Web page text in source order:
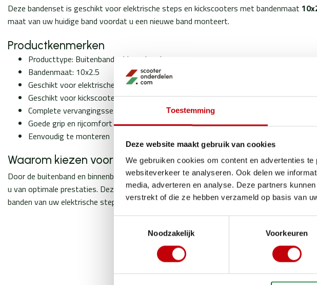
Toestemming
Deze website maakt gebruik van cookies
We gebruiken cookies om content en advertenties
websiteverkeer te analyseren. Ook delen we
media, adverteren en analyse. Deze partners
verstrekt of die ze hebben verzameld op basis van
Noodzakelijk
Voorkeuren
Deze bandenset is geschikt voor elektrische steps en kickscooters met bandenmaat
maat van uw huidige band voordat u een nieuwe band monteert.
Productkenmerken
Producttype: Buitenband + binnenband
Bandenmaat: 10x2.5
Geschikt voor elektrische steps
Geschikt voor kickscooters
Complete vervangingsset
Goede grip en rijcomfort
Eenvoudig te monteren
Waarom kiezen voor deze bandenset?
Door de buitenband en binnenband gelijktijdig te vervangen, verkleint u de kans op
u van optimale prestaties. Deze complete set is ideaal voor onderhoud, reparatie of het
banden van uw elektrische step.